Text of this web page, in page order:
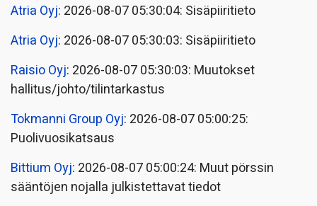
Atria Oyj: 2026-08-07 05:30:04: Sisäpiiritieto
Atria Oyj: 2026-08-07 05:30:03: Sisäpiiritieto
Raisio Oyj: 2026-08-07 05:30:03: Muutokset
hallitus/johto/tilintarkastus
Tokmanni Group Oyj: 2026-08-07 05:00:25:
Puolivuosikatsaus
Bittium Oyj: 2026-08-07 05:00:24: Muut pörssin
sääntöjen nojalla julkistettavat tiedot